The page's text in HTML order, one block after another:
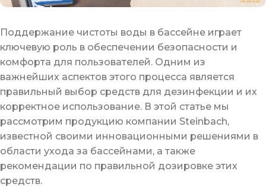
Поддержание чистоты воды в бассейне играет
ключевую роль в обеспечении безопасности и
комфорта для пользователей. Одним из
важнейших аспектов этого процесса является
правильный выбор средств для дезинфекции и их
корректное использование. В этой статье мы
рассмотрим продукцию компании Steinbach,
известной своими инновационными решениями в
области ухода за бассейнами, а также
рекомендации по правильной дозировке этих
средств.